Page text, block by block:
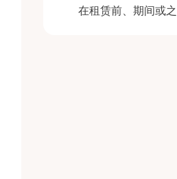
在租赁前、期间或